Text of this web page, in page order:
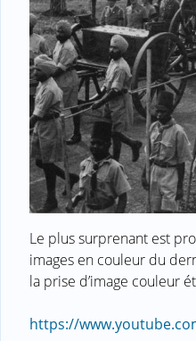
Le plus surprenant est
images en couleur du
la prise d’image couleur
https://